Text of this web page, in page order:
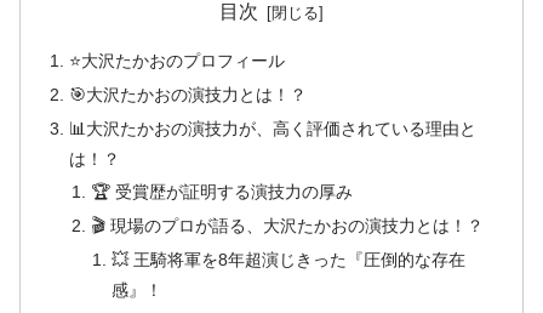
目次
⭐大沢たかおのプロフィール
🎯大沢たかおの演技力とは！？
📊大沢たかおの演技力が、高く評価されている理由と
は！？
🏆 受賞歴が証明する演技力の厚み
🎬 現場のプロが語る、大沢たかおの演技力とは！？
💥 王騎将軍を8年超演じきった『圧倒的な存在
感』！